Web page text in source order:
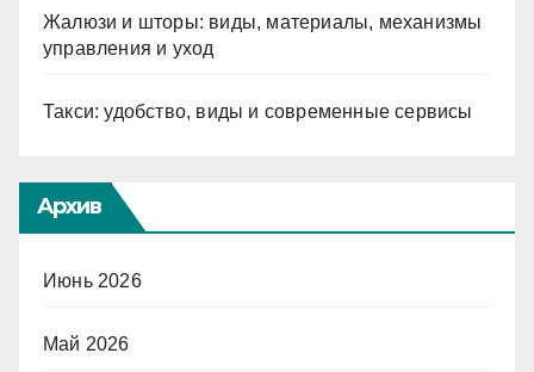
Жалюзи и шторы: виды, материалы, механизмы
управления и уход
Такси: удобство, виды и современные сервисы
Архив
Июнь 2026
Май 2026